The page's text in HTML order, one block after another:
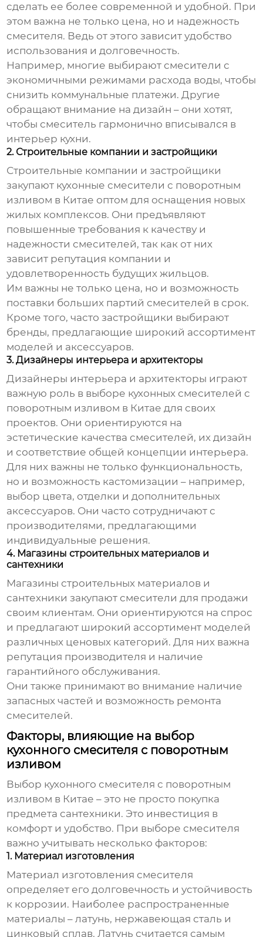
сделать ее более современной и удобной. При
этом важна не только цена, но и надежность
смесителя. Ведь от этого зависит удобство
использования и долговечность.
Например, многие выбирают смесители с
экономичными режимами расхода воды, чтобы
снизить коммунальные платежи. Другие
обращают внимание на дизайн – они хотят,
чтобы смеситель гармонично вписывался в
интерьер кухни.
2. Строительные компании и застройщики
Строительные компании и застройщики
закупают кухонные смесители с поворотным
изливом в Китае оптом для оснащения новых
жилых комплексов. Они предъявляют
повышенные требования к качеству и
надежности смесителей, так как от них
зависит репутация компании и
удовлетворенность будущих жильцов.
Им важны не только цена, но и возможность
поставки больших партий смесителей в срок.
Кроме того, часто застройщики выбирают
бренды, предлагающие широкий ассортимент
моделей и аксессуаров.
3. Дизайнеры интерьера и архитекторы
Дизайнеры интерьера и архитекторы играют
важную роль в выборе кухонных смесителей с
поворотным изливом в Китае для своих
проектов. Они ориентируются на
эстетические качества смесителей, их дизайн
и соответствие общей концепции интерьера.
Для них важны не только функциональность,
но и возможность кастомизации – например,
выбор цвета, отделки и дополнительных
аксессуаров. Они часто сотрудничают с
производителями, предлагающими
индивидуальные решения.
4. Магазины строительных материалов и
сантехники
Магазины строительных материалов и
сантехники закупают смесители для продажи
своим клиентам. Они ориентируются на спрос
и предлагают широкий ассортимент моделей
различных ценовых категорий. Для них важна
репутация производителя и наличие
гарантийного обслуживания.
Они также принимают во внимание наличие
запасных частей и возможность ремонта
смесителей.
Факторы, влияющие на выбор
кухонного смесителя с поворотным
изливом
Выбор кухонного смесителя с поворотным
изливом в Китае – это не просто покупка
предмета сантехники. Это инвестиция в
комфорт и удобство. При выборе смесителя
важно учитывать несколько факторов:
1. Материал изготовления
Материал изготовления смесителя
определяет его долговечность и устойчивость
к коррозии. Наиболее распространенные
материалы – латунь, нержавеющая сталь и
цинковый сплав. Латунь считается самым